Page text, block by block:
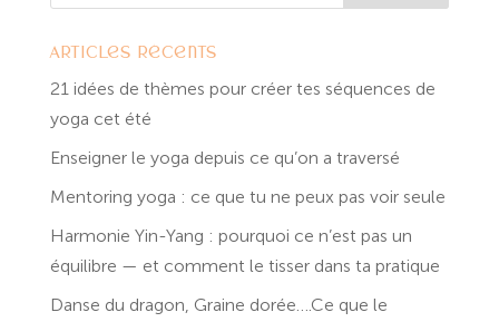
Articles récents
21 idées de thèmes pour créer tes séquences de
yoga cet été
Enseigner le yoga depuis ce qu’on a traversé
Mentoring yoga : ce que tu ne peux pas voir seule
Harmonie Yin-Yang : pourquoi ce n’est pas un
équilibre — et comment le tisser dans ta pratique
Danse du dragon, Graine dorée….Ce que le